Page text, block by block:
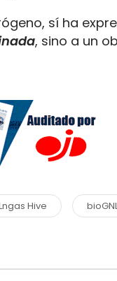
sí ha
, sino a un
Hive